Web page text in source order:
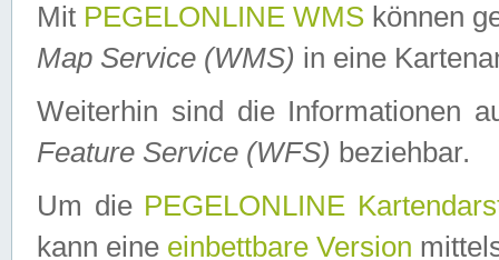
Mit PEGELONLINE WMS können
Map Service (WMS) in eine
Weiterhin sind die Informationen
Feature Service (WFS) beziehbar.
Um die PEGELONLINE
kann eine einbettbare Version